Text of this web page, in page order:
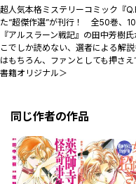
超人気本格ミステリーコミック『
た“超傑作選”が刊行！ 全50巻、
『アルスラーン戦記』の田中芳樹
こでしか読めない、選者による解
はもちろん、ファンとしても押さ
書籍オリジナル＞
同じ作者の作品